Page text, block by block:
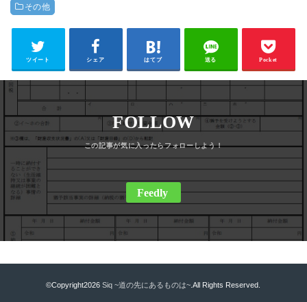
その他
ツイート シェア はてブ 送る Pocket
FOLLOW
Feedly
©Copyright2026Siq ~道の先にあるものは~ .All Rights Reserved.